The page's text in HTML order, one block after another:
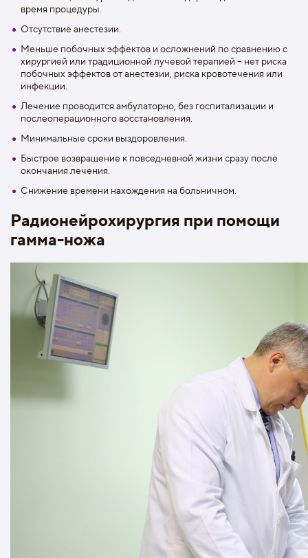
время процедуры.
Отсутствие анестезии.
Меньше побочных эффектов и осложнений по сравнению с
хирургией или традиционной лучевой терапией – нет риска
побочных эффектов от анестезии, риска кровотечения или
инфекции.
Лечение проводится амбулаторно, без госпитализации и
послеоперационного восстановления.
Минимальные сроки выздоровления.
Быстрое возвращение к повседневной жизни сразу после
окончания лечения.
Снижение времени нахождения на больничном.
Радионейрохирургия при помощи
гамма-ножа